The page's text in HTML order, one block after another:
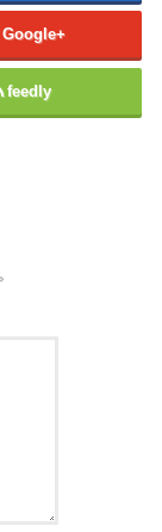
Google+
feedly